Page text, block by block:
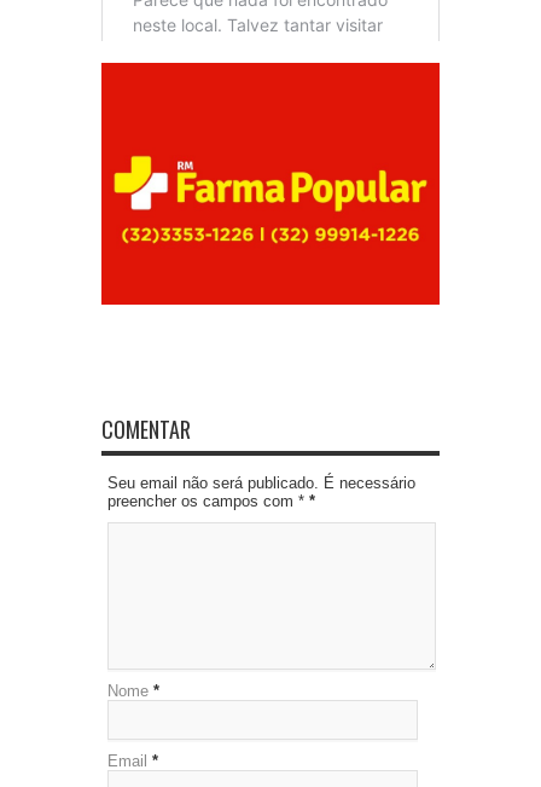
COMENTAR
Seu email não será publicado. É necessário
preencher os campos com * *
Nome *
Email *